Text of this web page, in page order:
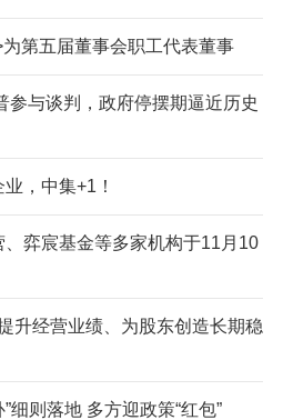
第五届董事会职工代表董事
参与谈判，政府停摆期逼近历史
，中集+1！
弈宸基金等多家机构于11月10
升经营业绩、为股东创造长期稳
细则落地 多方迎政策“红包”